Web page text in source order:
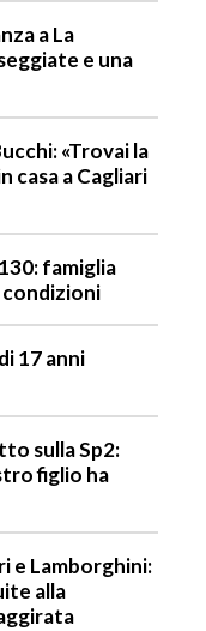
a La
e una
«Trovai la
casa a Cagliari
famiglia
condizioni
17 anni
sulla Sp2:
figlio ha
e Lamborghini:
alla